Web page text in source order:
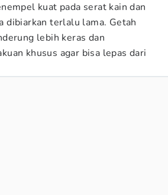
kuat pada serat kain dan
dibiarkan terlalu lama. Getah
lebih keras dan
khusus agar bisa lepas dari